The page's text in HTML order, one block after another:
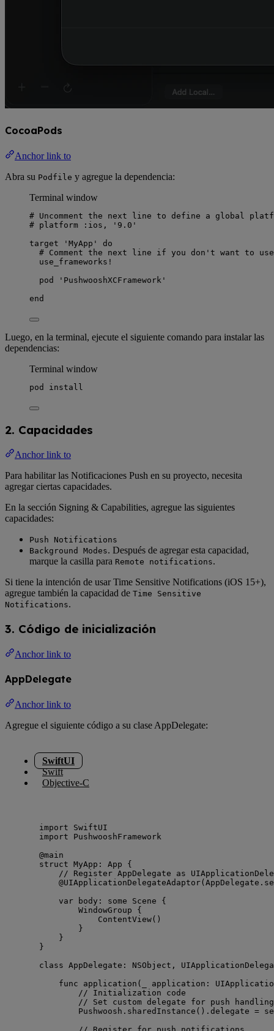
CocoaPods
Anchor link to
Abra su Podfile y agregue la dependencia:
Terminal window
# Uncomment the next line to define a global
# platform :ios, '9.0'
target
' MyApp '
do
# Comment the next line if you don't want to use
use_frameworks!
pod
' PushwooshXCFramework '
end
Luego, en la terminal, ejecute el siguiente comando para instalar las
dependencias:
Terminal window
pod install
2. Capacidades
Anchor link to
Para habilitar las Notificaciones Push en su proyecto, necesita
agregar ciertas capacidades.
En la sección Signing & Capabilities, agregue las siguientes
capacidades:
Push Notifications
Background Modes. Después de agregar esta capacidad,
marque la casilla para Remote notifications.
Si tiene la intención de usar Time Sensitive Notifications (iOS 15+),
agregue también la capacidad de Time Sensitive
Notifications.
3. Código de inicialización
Anchor link to
AppDelegate
Anchor link to
Agregue el siguiente código a su clase AppDelegate:
SwiftUI
Swift
Objective-C
import SwiftUI
import PushwooshFramework
@main
struct MyApp: App {
// Register AppDelegate as
@UIApplicationDelegateAdaptor(AppDelegate.
var body: some Scene {
WindowGroup {
ContentView()
}
}
}
class AppDelegate: NSObject ,
func
application ( application :
// Initialization code
// Set custom delegate for push handling
Pushwoosh. sharedInstance (). delegate =